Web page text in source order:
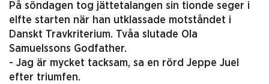
På söndagen tog jättetalangen sin tionde seger i
elfte starten när han utklassade motståndet i
Danskt Travkriterium. Tvåa slutade Ola
Samuelssons Godfather.
- Jag är mycket tacksam, sa en rörd Jeppe Juel
efter triumfen.